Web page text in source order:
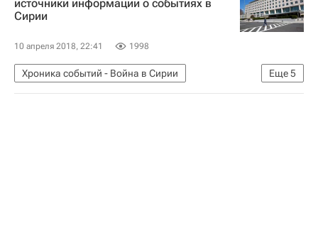
источники информации о событиях в
Сирии
10 апреля 2018, 22:41 1998
Еще5
Хроника событий - Война в Сирии
Война в Сирии
США
Хизер Науэрт